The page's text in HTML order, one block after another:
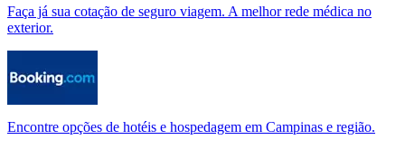
Faça já sua cotação de seguro viagem. A melhor rede médica no
exterior.
Encontre opções de hotéis e hospedagem em Campinas e região.